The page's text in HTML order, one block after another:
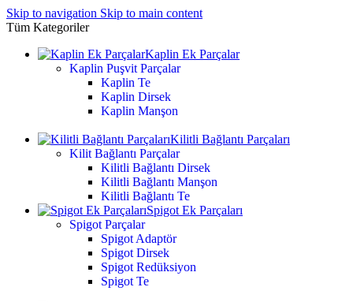
Skip to navigation Skip to main content
Tüm Kategoriler
Kaplin Ek Parçalar
Kaplin Puşvit Parçalar
Kaplin Te
Kaplin Dirsek
Kaplin Manşon
Kilitli Bağlantı Parçaları
Kilit Bağlantı Parçalar
Kilitli Bağlantı Dirsek
Kilitli Bağlantı Manşon
Kilitli Bağlantı Te
Spigot Ek Parçaları
Spigot Parçalar
Spigot Adaptör
Spigot Dirsek
Spigot Redüksiyon
Spigot Te